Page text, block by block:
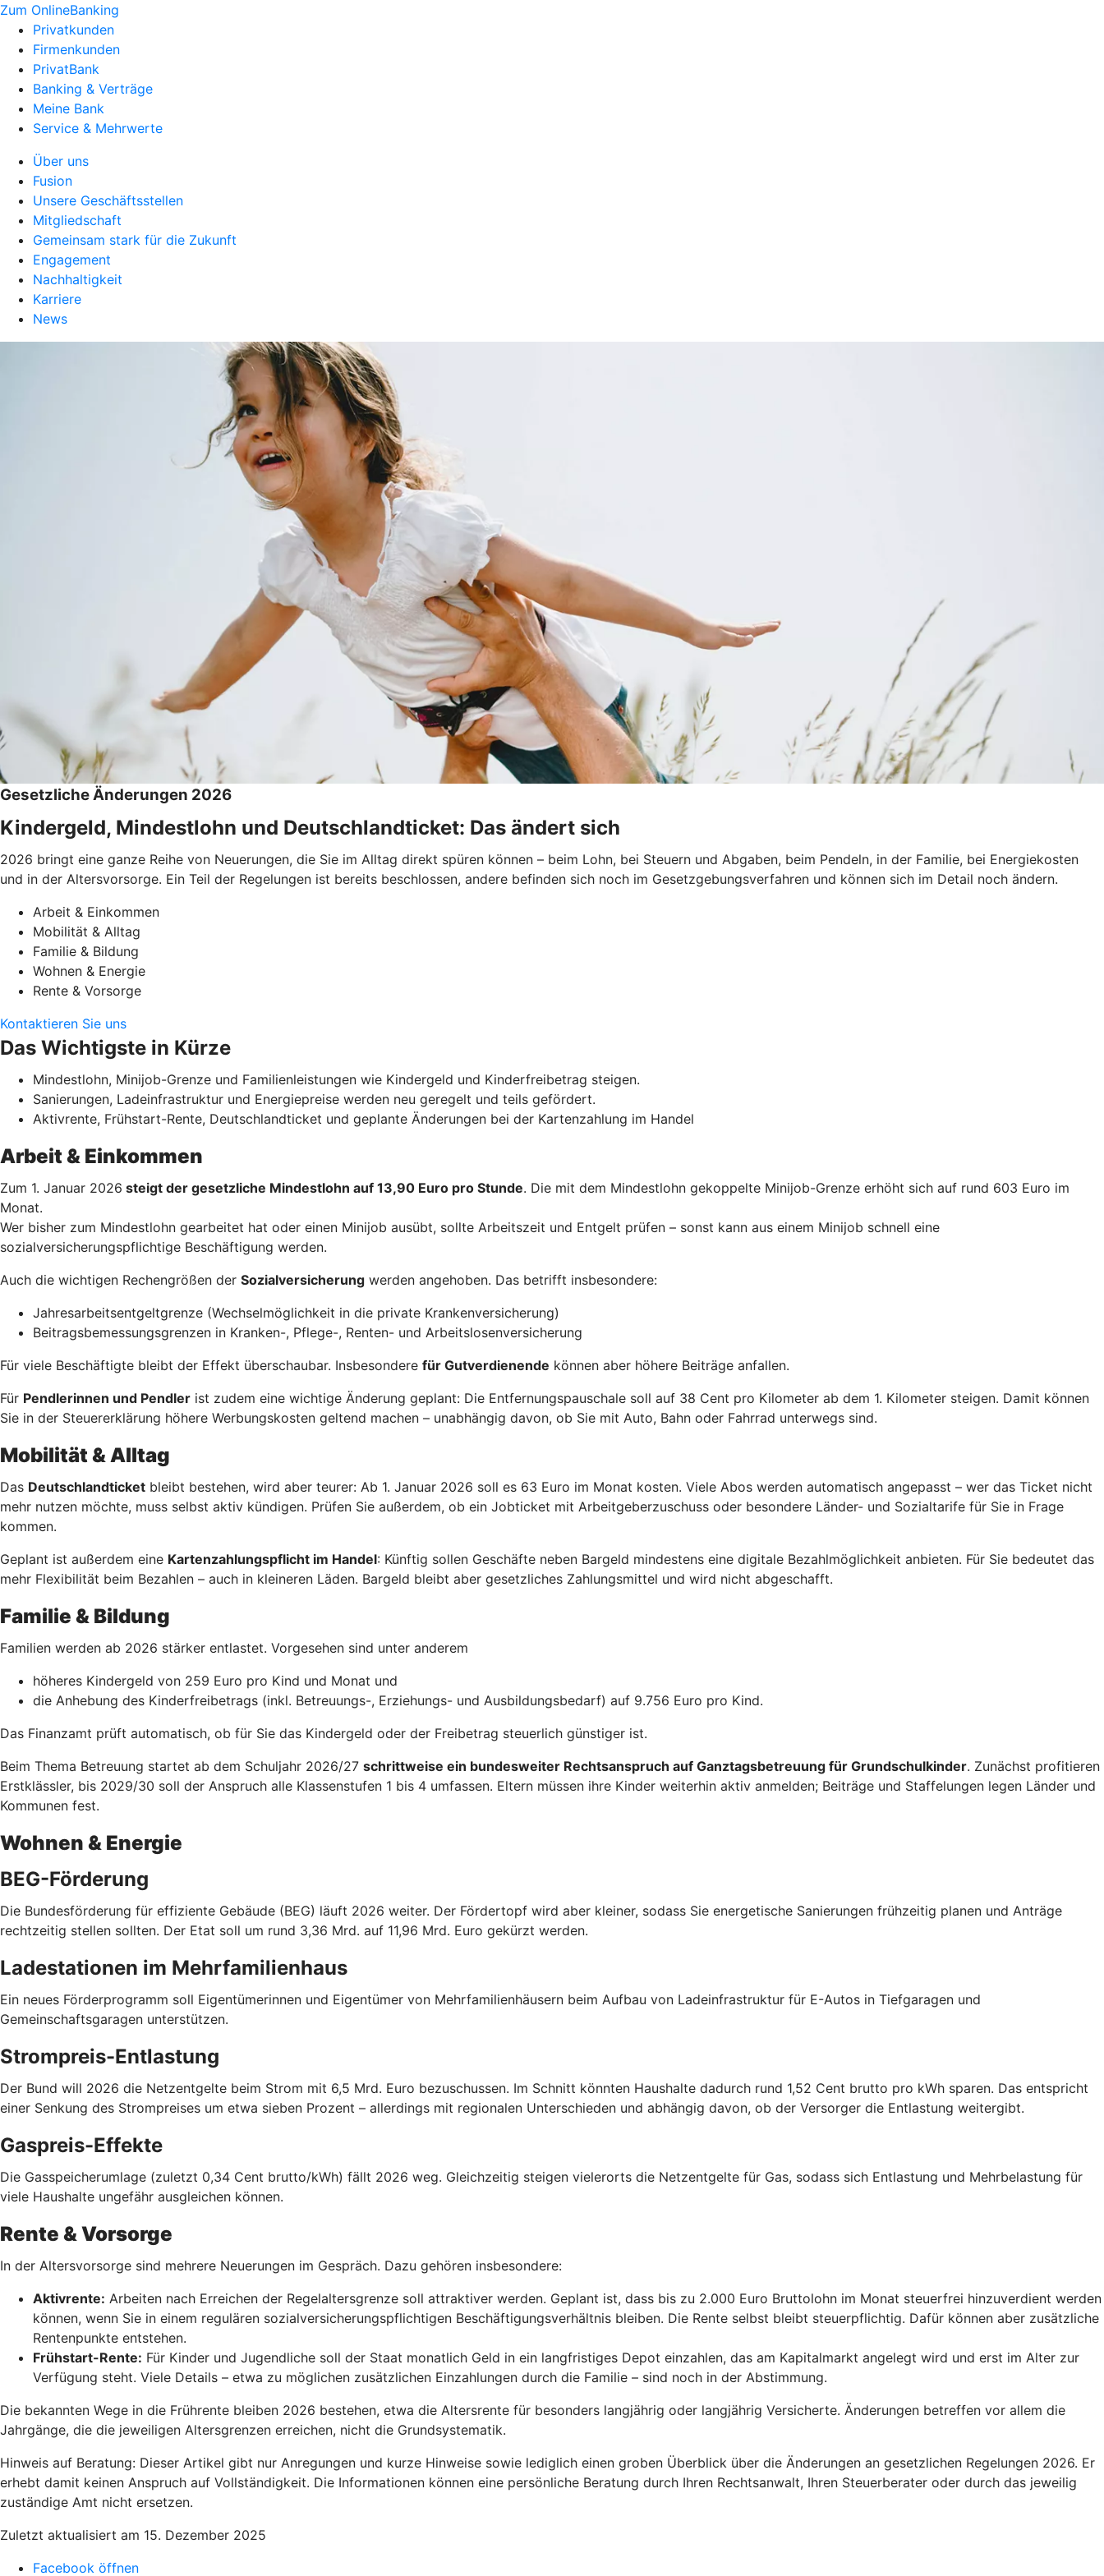
Zum OnlineBanking
Privatkunden
Firmenkunden
PrivatBank
Banking & Verträge
Meine Bank
Service & Mehrwerte
Über uns
Fusion
Unsere Geschäftsstellen
Mitgliedschaft
Gemeinsam stark für die Zukunft
Engagement
Nachhaltigkeit
Karriere
News
Gesetzliche Änderungen 2026
Kindergeld, Mindestlohn und Deutschlandticket: Das ändert sich
2026 bringt eine ganze Reihe von Neuerungen, die Sie im Alltag direkt spüren können – beim Lohn, bei Steuern und Abgaben, beim Pendeln, in der Familie, bei Energiekosten
und in der Altersvorsorge. Ein Teil der Regelungen ist bereits beschlossen, andere befinden sich noch im Gesetzgebungsverfahren und können sich im Detail noch ändern.
Arbeit & Einkommen
Mobilität & Alltag
Familie & Bildung
Wohnen & Energie
Rente & Vorsorge
Kontaktieren Sie uns
Das Wichtigste in Kürze
Mindestlohn, Minijob-Grenze und Familienleistungen wie Kindergeld und Kinderfreibetrag steigen.
Sanierungen, Ladeinfrastruktur und Energiepreise werden neu geregelt und teils gefördert.
Aktivrente, Frühstart-Rente, Deutschlandticket und geplante Änderungen bei der Kartenzahlung im Handel
Arbeit & Einkommen
Zum 1. Januar 2026 steigt der gesetzliche Mindestlohn auf 13,90 Euro pro Stunde. Die mit dem Mindestlohn gekoppelte Minijob-Grenze erhöht sich auf rund 603 Euro im
Monat.
Wer bisher zum Mindestlohn gearbeitet hat oder einen Minijob ausübt, sollte Arbeitszeit und Entgelt prüfen – sonst kann aus einem Minijob schnell eine
sozialversicherungspflichtige Beschäftigung werden.
Auch die wichtigen Rechengrößen der Sozialversicherung werden angehoben. Das betrifft insbesondere:
Jahresarbeitsentgeltgrenze (Wechselmöglichkeit in die private Krankenversicherung)
Beitragsbemessungsgrenzen in Kranken-, Pflege-, Renten- und Arbeitslosenversicherung
Für viele Beschäftigte bleibt der Effekt überschaubar. Insbesondere für Gutverdienende können aber höhere Beiträge anfallen.
Für Pendlerinnen und Pendler ist zudem eine wichtige Änderung geplant: Die Entfernungspauschale soll auf 38 Cent pro Kilometer ab dem 1. Kilometer steigen. Damit können
Sie in der Steuererklärung höhere Werbungskosten geltend machen – unabhängig davon, ob Sie mit Auto, Bahn oder Fahrrad unterwegs sind.
Mobilität & Alltag
Das Deutschlandticket bleibt bestehen, wird aber teurer: Ab 1. Januar 2026 soll es 63 Euro im Monat kosten. Viele Abos werden automatisch angepasst – wer das Ticket nicht
mehr nutzen möchte, muss selbst aktiv kündigen. Prüfen Sie außerdem, ob ein Jobticket mit Arbeitgeberzuschuss oder besondere Länder- und Sozialtarife für Sie in Frage
kommen.
Geplant ist außerdem eine Kartenzahlungspflicht im Handel: Künftig sollen Geschäfte neben Bargeld mindestens eine digitale Bezahlmöglichkeit anbieten. Für Sie bedeutet das
mehr Flexibilität beim Bezahlen – auch in kleineren Läden. Bargeld bleibt aber gesetzliches Zahlungsmittel und wird nicht abgeschafft.
Familie & Bildung
Familien werden ab 2026 stärker entlastet. Vorgesehen sind unter anderem
höheres Kindergeld von 259 Euro pro Kind und Monat und
die Anhebung des Kinderfreibetrags (inkl. Betreuungs-, Erziehungs- und Ausbildungsbedarf) auf 9.756 Euro pro Kind.
Das Finanzamt prüft automatisch, ob für Sie das Kindergeld oder der Freibetrag steuerlich günstiger ist.
Beim Thema Betreuung startet ab dem Schuljahr 2026/27 schrittweise ein bundesweiter Rechtsanspruch auf Ganztagsbetreuung für Grundschulkinder. Zunächst profitieren
Erstklässler, bis 2029/30 soll der Anspruch alle Klassenstufen 1 bis 4 umfassen. Eltern müssen ihre Kinder weiterhin aktiv anmelden; Beiträge und Staffelungen legen Länder und
Kommunen fest.
Wohnen & Energie
BEG-Förderung
Die Bundesförderung für effiziente Gebäude (BEG) läuft 2026 weiter. Der Fördertopf wird aber kleiner, sodass Sie energetische Sanierungen frühzeitig planen und Anträge
rechtzeitig stellen sollten. Der Etat soll um rund 3,36 Mrd. auf 11,96 Mrd. Euro gekürzt werden.
Ladestationen im Mehrfamilienhaus
Ein neues Förderprogramm soll Eigentümerinnen und Eigentümer von Mehrfamilienhäusern beim Aufbau von Ladeinfrastruktur für E-Autos in Tiefgaragen und
Gemeinschaftsgaragen unterstützen.
Strompreis-Entlastung
Der Bund will 2026 die Netzentgelte beim Strom mit 6,5 Mrd. Euro bezuschussen. Im Schnitt könnten Haushalte dadurch rund 1,52 Cent brutto pro kWh sparen. Das entspricht
einer Senkung des Strompreises um etwa sieben Prozent – allerdings mit regionalen Unterschieden und abhängig davon, ob der Versorger die Entlastung weitergibt.
Gaspreis-Effekte
Die Gasspeicherumlage (zuletzt 0,34 Cent brutto/kWh) fällt 2026 weg. Gleichzeitig steigen vielerorts die Netzentgelte für Gas, sodass sich Entlastung und Mehrbelastung für
viele Haushalte ungefähr ausgleichen können.
Rente & Vorsorge
In der Altersvorsorge sind mehrere Neuerungen im Gespräch. Dazu gehören insbesondere:
Aktivrente: Arbeiten nach Erreichen der Regelaltersgrenze soll attraktiver werden. Geplant ist, dass bis zu 2.000 Euro Bruttolohn im Monat steuerfrei hinzuverdient werden
können, wenn Sie in einem regulären sozialversicherungspflichtigen Beschäftigungsverhältnis bleiben. Die Rente selbst bleibt steuerpflichtig. Dafür können aber zusätzliche
Rentenpunkte entstehen.
Frühstart-Rente: Für Kinder und Jugendliche soll der Staat monatlich Geld in ein langfristiges Depot einzahlen, das am Kapitalmarkt angelegt wird und erst im Alter zur
Verfügung steht. Viele Details – etwa zu möglichen zusätzlichen Einzahlungen durch die Familie – sind noch in der Abstimmung.
Die bekannten Wege in die Frührente bleiben 2026 bestehen, etwa die Altersrente für besonders langjährig oder langjährig Versicherte. Änderungen betreffen vor allem die
Jahrgänge, die die jeweiligen Altersgrenzen erreichen, nicht die Grundsystematik.
Hinweis auf Beratung: Dieser Artikel gibt nur Anregungen und kurze Hinweise sowie lediglich einen groben Überblick über die Änderungen an gesetzlichen Regelungen 2026. Er
erhebt damit keinen Anspruch auf Vollständigkeit. Die Informationen können eine persönliche Beratung durch Ihren Rechtsanwalt, Ihren Steuerberater oder durch das jeweilig
zuständige Amt nicht ersetzen.
Zuletzt aktualisiert am 15. Dezember 2025
Facebook öffnen